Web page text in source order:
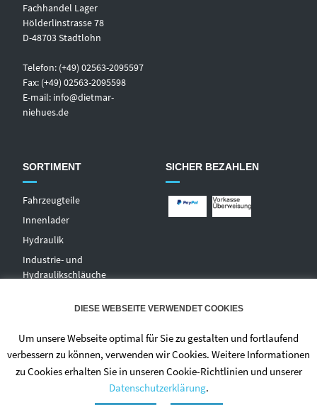
Fachhandel Lager
Hölderlinstrasse 78
D-48703 Stadtlohn
Telefon: (+49) 02563-2095597
Fax: (+49) 02563-2095598
E-mail: info@dietmar-
niehues.de
SORTIMENT
Fahrzeugteile
Innenlader
Hydraulik
Industrie- und
Hydraulikschläuche
Zentralschmierungen
Hochdruckwaschgeräte und
SICHER BEZAHLEN
DIESE WEBSEITE VERWENDET COOKIES
Um unsere Webseite optimal für Sie zu gestalten und fortlaufend
verbessern zu können, verwenden wir Cookies. Weitere Informationen
zu Cookies erhalten Sie in unseren Cookie-Richtlinien und unserer
Datenschutzerklärung.